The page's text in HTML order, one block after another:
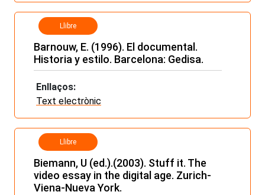
Llibre
Barnouw, E. (1996). El documental.
Historia y estilo. Barcelona: Gedisa.
Enllaços:
Text electrònic
Llibre
Biemann, U (ed.).(2003). Stuff it. The
video essay in the digital age. Zurich-
Viena-Nueva York.